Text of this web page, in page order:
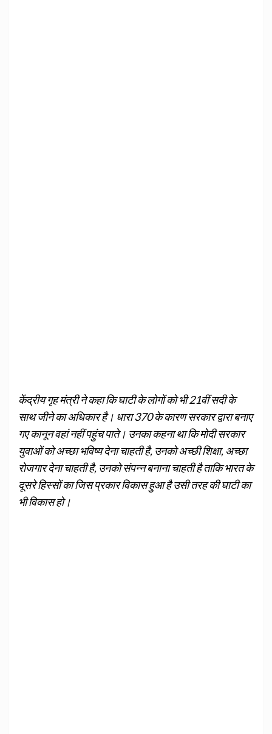
केंद्रीय गृह मंत्री ने कहा कि घाटी के लोगों को भी 21वीं सदी के
साथ जीने का अधिकार है। धारा 370 के कारण सरकार द्वारा बनाए
गए कानून वहां नहीं पहुंच पाते। उनका कहना था कि मोदी सरकार
युवाओं को अच्छा भविष्य देना चाहती है, उनको अच्छी शिक्षा, अच्छा
रोजगार देना चाहती है, उनको संपन्न बनाना चाहती है ताकि भारत के
दूसरे हिस्सों का जिस प्रकार विकास हुआ है उसी तरह की घाटी का
भी विकास हो।